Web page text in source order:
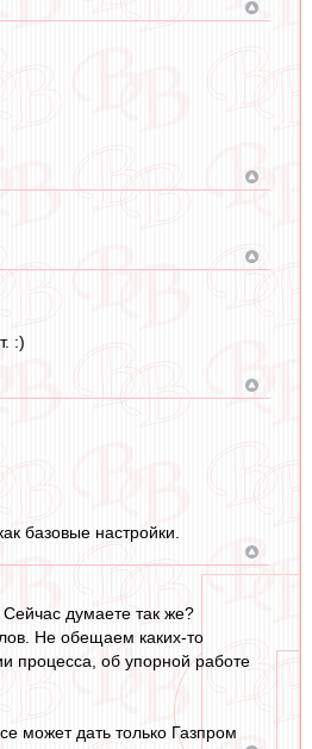
:)
базовые настройки.
думаете так же?
Не обещаем каких-то
процесса, об упорной работе
может дать только Газпром